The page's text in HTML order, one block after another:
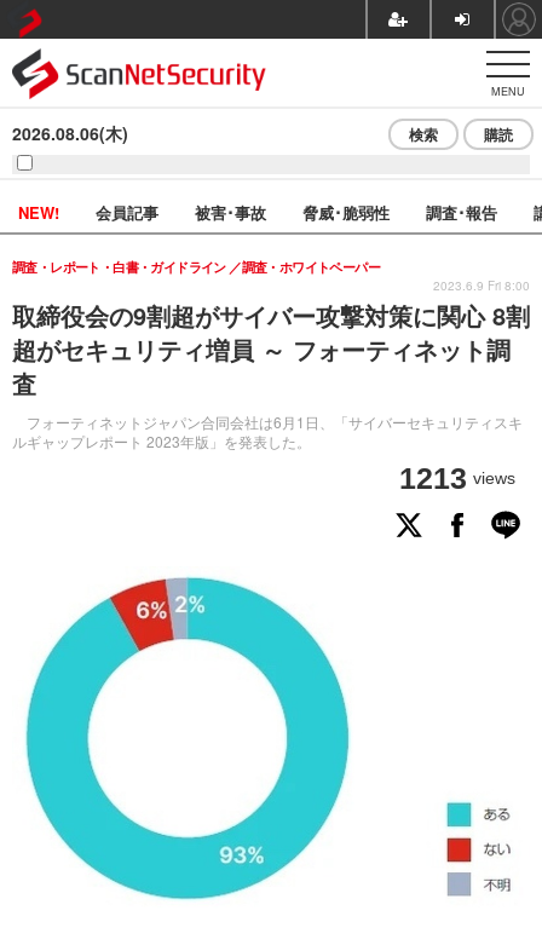
MENU
2026.08.06(木) 検索 購読
NEW! 会員記事 被害･事故 脅威･脆弱性 調査･報告
取締役会の9割超がサイバー攻撃対策に関心 8割
超がセキュリティ増員 ～ フォーティネット調
査
フォーティネットジャパン合同会社は6月1日、「サイバーセキュリティスキ
ルギャップレポート 2023年版」を発表した。
調査・レポート・白書・ガイドライン 調査・ホワイトペーパー
1213 views
2023.6.9 Fri 8:00